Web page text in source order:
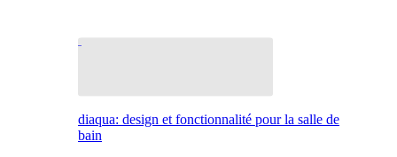
diaqua: design et fonctionnalité pour la salle de
bain